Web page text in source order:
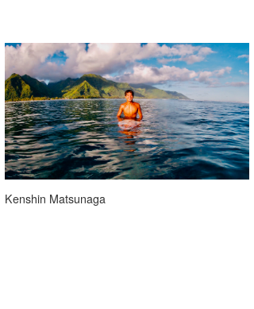
Kenshin Matsunaga